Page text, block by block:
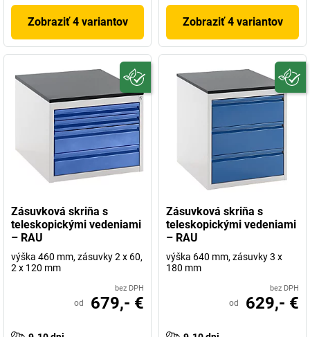
Zobraziť 4 variantov Zobraziť 4 variantov
Zásuvková skriňa s
teleskopickými vedeniami
– RAU
výška 460 mm, zásuvky 2 x 60,
2 x 120 mm
bez DPH
od 679,- €
Zásuvková skriňa s
teleskopickými vedeniami
– RAU
výška 640 mm, zásuvky 3 x
180 mm
bez DPH
od 629,- €